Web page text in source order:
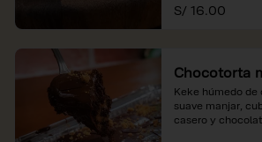
S/ 16.00
Chocotorta
Keke húmedo
suave manjar,
casero y